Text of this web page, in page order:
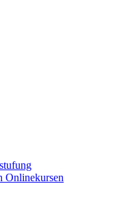
Onlinekursen